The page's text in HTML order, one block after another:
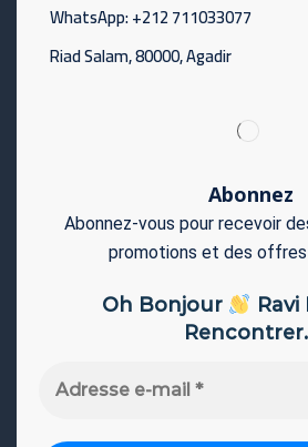
WhatsApp: +212 711033077
Riad Salam, 80000, Agadir
Abonnez
Abonnez-vous pour recevoir
promotions et des
Oh Bonjour
Ravi
Rencontrer.